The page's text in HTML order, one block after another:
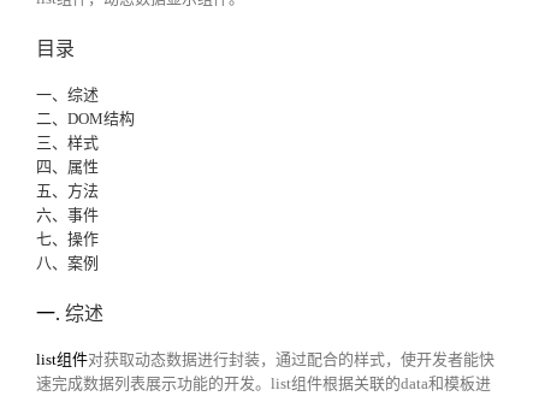
目录
一、综述
二、DOM结构
三、样式
四、属性
五、方法
六、事件
七、操作
八、案例
一. 综述
list组件对获取动态数据进行封装，通过配合的样式，使开发者能快
速完成数据列表展示功能的开发。list组件根据关联的data和模板进